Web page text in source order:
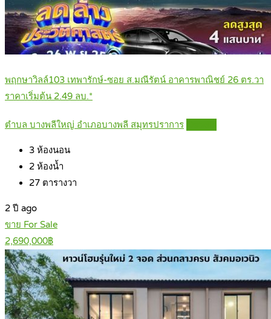
พฤกษาวิลล์103 เทพารักษ์-ซอย ส.มณีรัตน์ อาคารพาณิชย์ 26 ตร.วา
ราคาเริ่มต้น 2.49 ลบ.*
ตำบล บางพลีใหญ่ อำเภอบางพลี สมุทรปราการ
3 ห้องนอน
2 ห้องน้ำ
27 ตารางวา
2 ปี ago
ขาย For Sale
2,690,000฿